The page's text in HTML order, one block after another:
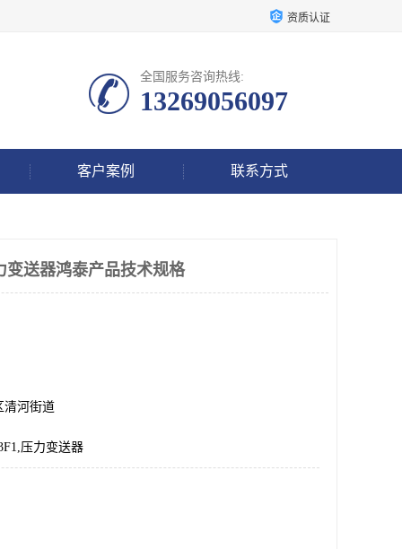
资质认证
全国服务咨询热线:
13269056097
客户案例 联系方式
变送器鸿泰产品技术规格
清河街道
压力变送器